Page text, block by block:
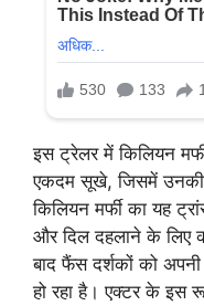
इस ट्रेलर में किलियन
एकदम सूखे, जिसमें
किलियन मर्फी का यह
और दिल दहलाने के लिए
बाद फैंस दर्शकों को
हो रहा है। एक्टर के